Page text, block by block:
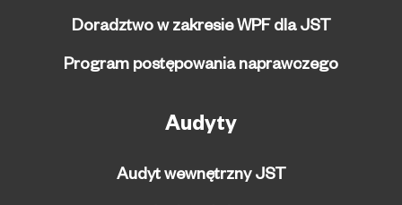
Doradztwo w zakresie WPF dla JST
Program postępowania naprawczego
Audyty
Audyt wewnętrzny JST